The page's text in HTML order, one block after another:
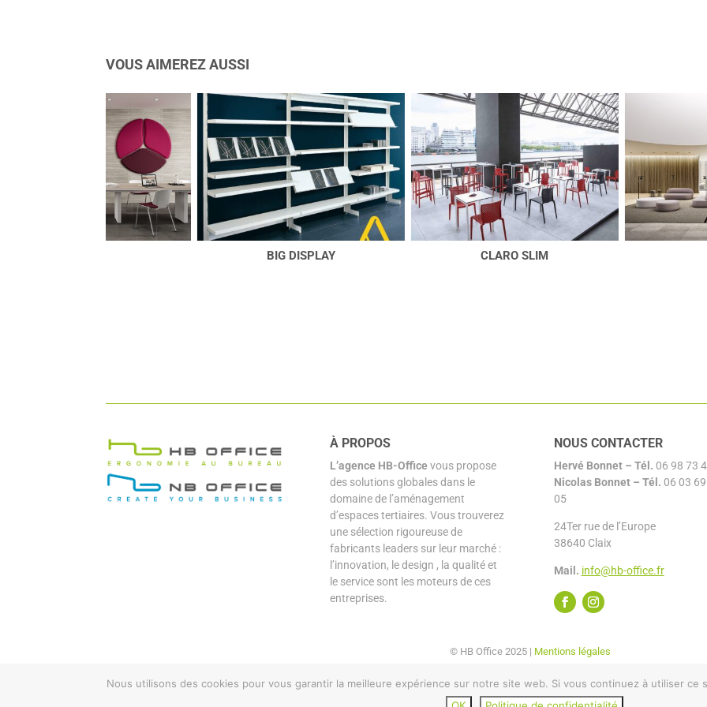
VOUS AIMEREZ AUSSI
À PROPOS
L’agence HB-Office vous propose
des solutions globales dans le
domaine de l’aménagement
d’espaces tertiaires. Vous trouverez
une sélection rigoureuse de
fabricants leaders sur leur marché :
l’innovation, le design , la qualité et
le service sont les moteurs de ces
entreprises.
NOUS CONTACTER
Hervé Bonnet – Tél. 06 98 73
Nicolas Bonnet – Tél. 06 03
05
24Ter rue de l’Europe
38640 Claix
Mail. info@hb-office.fr
© HB Office 2025 | Mentions légales
Nous utilisons des cookies pour vous garantir la meilleure expérience sur notre site web. Si vous continuez à utiliser